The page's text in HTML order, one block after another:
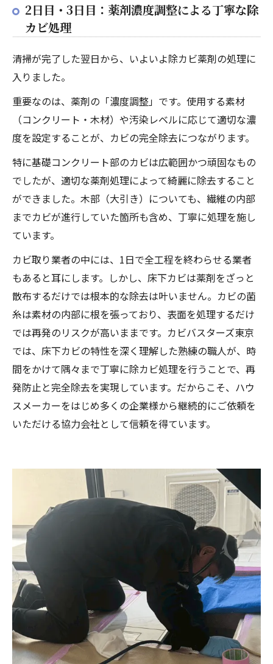
2日目・3日目：薬剤濃度調整による丁寧な除
カビ処理
清掃が完了した翌日から、いよいよ除カビ薬剤の処理に
入りました。
重要なのは、薬剤の「濃度調整」です。使用する素材
（コンクリート・木材）や汚染レベルに応じて適切な濃
度を設定することが、カビの完全除去につながります。
特に基礎コンクリート部のカビは広範囲かつ頑固なもの
でしたが、適切な薬剤処理によって綺麗に除去すること
ができました。木部（大引き）についても、繊維の内部
までカビが進行していた箇所も含め、丁寧に処理を施し
ています。
カビ取り業者の中には、1日で全工程を終わらせる業者
もあると耳にします。しかし、床下カビは薬剤をざっと
散布するだけでは根本的な除去は叶いません。カビの菌
糸は素材の内部に根を張っており、表面を処理するだけ
では再発のリスクが高いままです。カビバスターズ東京
では、床下カビの特性を深く理解した熟練の職人が、時
間をかけて隅々まで丁寧に除カビ処理を行うことで、再
発防止と完全除去を実現しています。だからこそ、ハウ
スメーカーをはじめ多くの企業様から継続的にご依頼を
いただける協力会社として信頼を得ています。